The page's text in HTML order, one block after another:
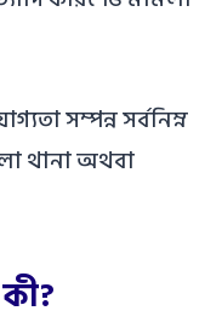
সম্পন্ন সর্বনিম্ন
থানা অথবা